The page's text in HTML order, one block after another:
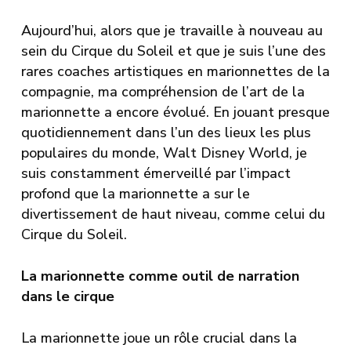
Aujourd’hui, alors que je travaille à nouveau au
sein du Cirque du Soleil et que je suis l’une des
rares coaches artistiques en marionnettes de la
compagnie, ma compréhension de l’art de la
marionnette a encore évolué. En jouant presque
quotidiennement dans l’un des lieux les plus
populaires du monde, Walt Disney World, je
suis constamment émerveillé par l’impact
profond que la marionnette a sur le
divertissement de haut niveau, comme celui du
Cirque du Soleil.
La marionnette comme outil de narration
dans le cirque
La marionnette joue un rôle crucial dans la